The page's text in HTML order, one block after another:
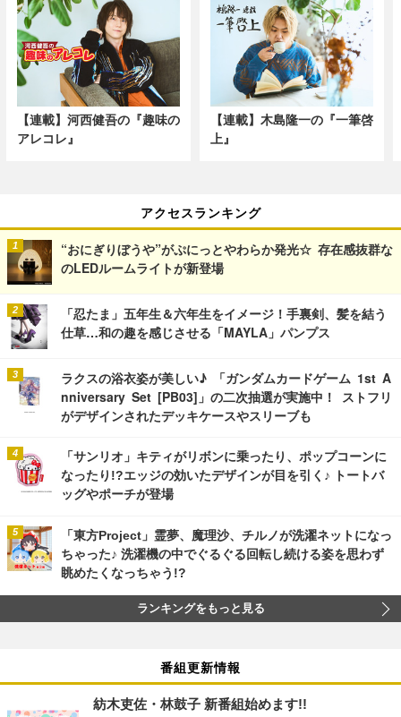
【連載】河西健吾の『趣味の
アレコレ』
【連載】木島隆一の『一筆啓
上』
アクセスランキング
“おにぎりぼうや”がぷにっとやわらか発光☆ 存在感抜群な
のLEDルームライトが新登場
「忍たま」五年生＆六年生をイメージ！手裏剣、髪を結う
仕草…和の趣を感じさせる「MAYLA」パンプス
ラクスの浴衣姿が美しい♪ 「ガンダムカードゲーム 1st A
nniversary Set [PB03]」の二次抽選が実施中！ ストフリ
がデザインされたデッキケースやスリーブも
「サンリオ」キティがリボンに乗ったり、ポップコーンに
なったり!?エッジの効いたデザインが目を引く♪ トートバ
ッグやポーチが登場
「東方Project」霊夢、魔理沙、チルノが洗濯ネットになっ
ちゃった♪ 洗濯機の中でぐるぐる回転し続ける姿を思わず
眺めたくなっちゃう!?
ランキングをもっと見る
番組更新情報
紡木吏佐・林鼓子 新番組始めます!!